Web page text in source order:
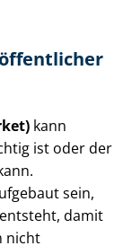
kann
ist oder der
sein,
entsteht, damit
nicht